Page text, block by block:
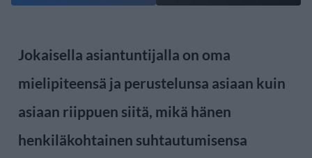
Jokaisella asiantuntijalla on oma
mielipiteensä ja perustelunsa asiaan kuin
asiaan riippuen siitä, mikä hänen
henkiläkohtainen suhtautumisensa